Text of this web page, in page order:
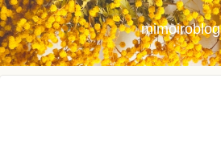
mimoiroblog